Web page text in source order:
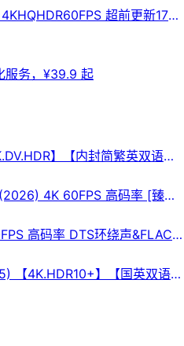
己之力战太古凶兽、破万古局
创了属于自己的“完美世界”传
盘| 💿迅雷网盘📁 大小：X🏷
幻 #修真 #热血 #战斗 #完美
区可搜索】 | 🔍网盘专搜
超前更新17集
服务，¥39.9 起
】【内封简繁英双语字
】
4K 60FPS 高码率 [臻彩
高码率 DTS环绕声&FLAC
【4K.HDR10+】【国英双语/
效四字幕】